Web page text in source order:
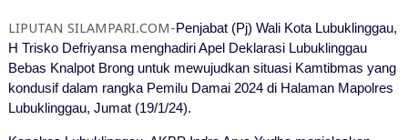
LIPUTAN SILAMPARI.COM-Penjabat (Pj) Wali Kota Lubuklinggau,
H Trisko Defriyansa menghadiri Apel Deklarasi Lubuklinggau
Bebas Knalpot Brong untuk mewujudkan situasi Kamtibmas yang
kondusif dalam rangka Pemilu Damai 2024 di Halaman Mapolres
Lubuklinggau, Jumat (19/1/24).